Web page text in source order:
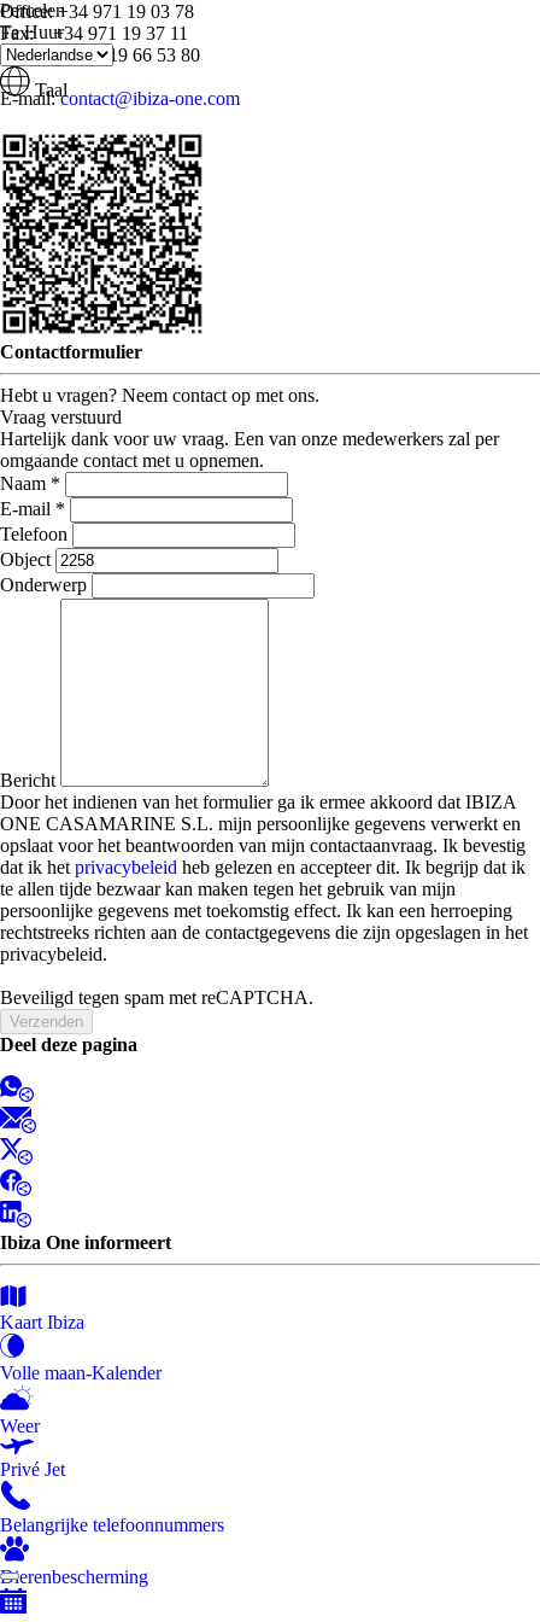
Percelen
Te Huur
Taal
Office: +34 971 19 03 78
Fax: +34 971 19 37 11
Mobiel: +34 619 66 53 80
E-mail:contact@ibiza-one.com
Contactformulier
Hebt u vragen? Neem contact op met ons.
Vraag verstuurd
Hartelijk dank voor uw vraag. Een van onze medewerkers zal per
omgaande contact met u opnemen.
Naam *
E-mail *
Telefoon
Object
Onderwerp
Bericht
Door het indienen van het formulier ga ik ermee akkoord dat IBIZA
ONE CASAMARINE S.L. mijn persoonlijke gegevens verwerkt en
opslaat voor het beantwoorden van mijn contactaanvraag. Ik bevestig
dat ik het privacybeleid heb gelezen en accepteer dit. Ik begrijp dat ik
te allen tijde bezwaar kan maken tegen het gebruik van mijn
persoonlijke gegevens met toekomstig effect. Ik kan een herroeping
rechtstreeks richten aan de contactgegevens die zijn opgeslagen in het
privacybeleid.
Beveiligd tegen spam met reCAPTCHA.
Verzenden
Deel deze pagina
Ibiza One informeert
Kaart Ibiza
Volle maan-Kalender
Weer
Privé Jet
Belangrijke telefoonnummers
Dierenbescherming